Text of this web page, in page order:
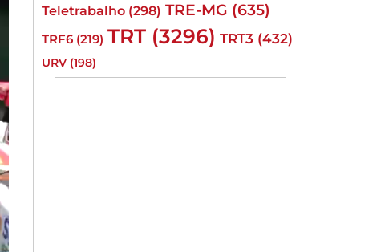
Teletrabalho (298) TRE-MG (635)
TRF6 (219) TRT (3296) TRT3 (432)
URV (198)